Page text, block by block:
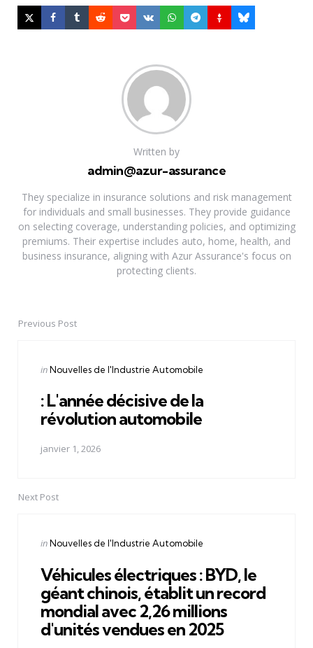
Written by
admin@azur-assurance
They specialize in insurance solutions and risk management
for individuals and small businesses. They provide guidance
on selecting coverage, understanding policies, and optimizing
premiums. Their expertise includes auto, home, health, and
business insurance, aligning with Azur Assurance's focus on
protecting clients.
PostPrevious Post
Posted
inNouvelles de l'Industrie Automobile
: L'année décisive de la
révolution automobile
janvier 1, 2026
Next Post
Posted
inNouvelles de l'Industrie Automobile
Véhicules électriques : BYD, le
géant chinois, établit un record
mondial avec 2,26 millions
d'unités vendues en 2025